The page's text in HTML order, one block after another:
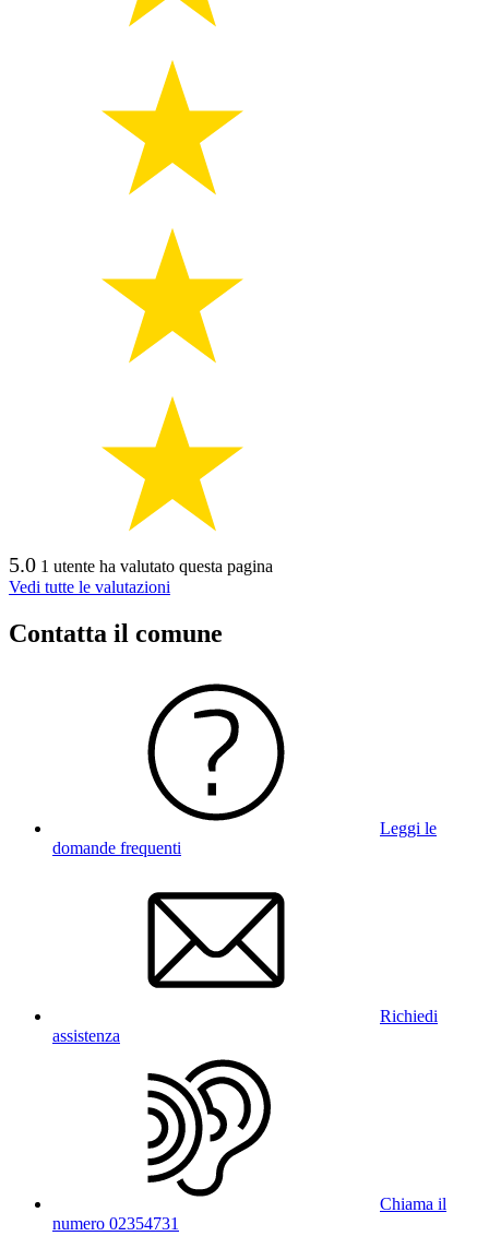
5.0 1 utente ha valutato questa pagina
Vedi tutte le valutazioni
Contatta il comune
Leggi le
domande frequenti
Richiedi
assistenza
Chiama il
numero 02354731